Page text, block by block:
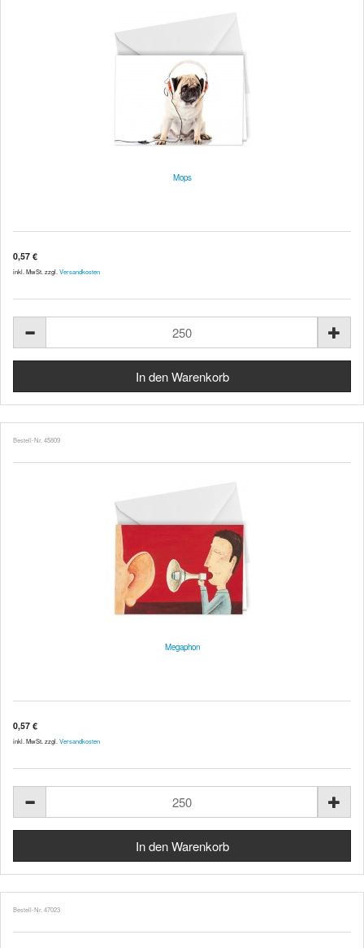
Mops
0,57 €
inkl. MwSt. zzgl. Versandkosten
Bestell-Nr. 45809
Megaphon
0,57 €
inkl. MwSt. zzgl. Versandkosten
Bestell-Nr. 47023